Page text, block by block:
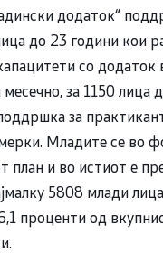
додаток“
до 23 години кои
со додаток
за 1150 лица
за
Младите се во
план и во истиот е
5808 млади
проценти од